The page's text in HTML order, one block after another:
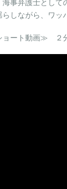
海事弁護士とし
らしながら、ワ
ート動画≫ ２